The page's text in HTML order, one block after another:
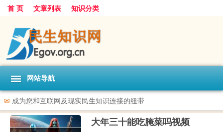
首 页 文章列表 知识分类
网站导航
✉ 成为您和互联网及现实民生知识连接的纽带
大年三十能吃腌菜吗视频